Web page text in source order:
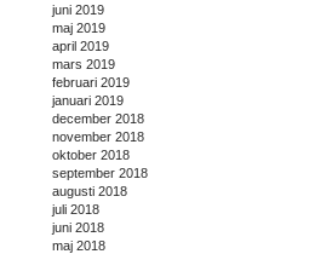
juni 2019
maj 2019
april 2019
mars 2019
februari 2019
januari 2019
december 2018
november 2018
oktober 2018
september 2018
augusti 2018
juli 2018
juni 2018
maj 2018